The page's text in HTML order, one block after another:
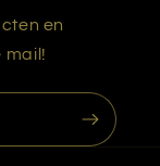
en
mail!